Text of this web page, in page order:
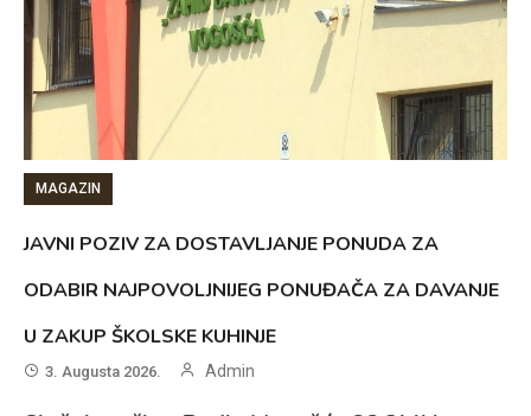
MAGAZIN
JAVNI POZIV ZA DOSTAVLJANJE PONUDA ZA
ODABIR NAJPOVOLJNIJEG PONUĐAČA ZA DAVANJE
U ZAKUP ŠKOLSKE KUHINJE
3. Augusta 2026. Admin